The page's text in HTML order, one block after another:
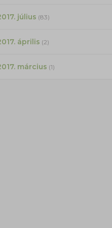
július (83)
április (2)
március (1)